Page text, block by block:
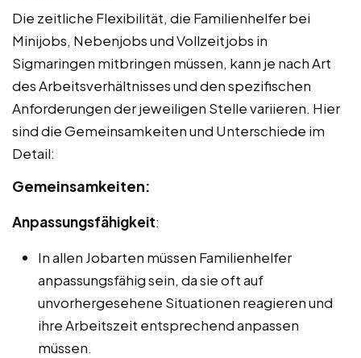
Die zeitliche Flexibilität, die Familienhelfer bei
Minijobs, Nebenjobs und Vollzeitjobs in
Sigmaringen mitbringen müssen, kann je nach Art
des Arbeitsverhältnisses und den spezifischen
Anforderungen der jeweiligen Stelle variieren. Hier
sind die Gemeinsamkeiten und Unterschiede im
Detail:
Gemeinsamkeiten:
Anpassungsfähigkeit:
In allen Jobarten müssen Familienhelfer
anpassungsfähig sein, da sie oft auf
unvorhergesehene Situationen reagieren und
ihre Arbeitszeit entsprechend anpassen
müssen.